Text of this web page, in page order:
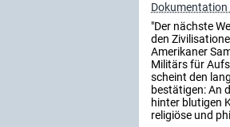
Dokumentation
"Der nächste
den
Amerikaner
Militärs für
scheint den
bestätigen: An
hinter blutigen
religiöse und